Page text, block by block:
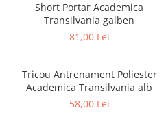
Short Portar Academica
Transilvania galben
81,00 Lei
Tricou Antrenament Poliester
Academica Transilvania alb
58,00 Lei